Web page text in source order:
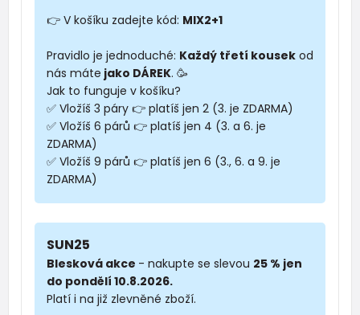
👉 V košíku zadejte kód: MIX2+1
Pravidlo je jednoduché: Každý třetí kousek od
nás máte jako DÁREK. 🥳
Jak to funguje v košíku?
✅ Vložíš 3 páry 👉 platíš jen 2 (3. je ZDARMA)
✅ Vložíš 6 párů 👉 platíš jen 4 (3. a 6. je
ZDARMA)
✅ Vložíš 9 párů 👉 platíš jen 6 (3., 6. a 9. je
ZDARMA)
SUN25
Blesková akce - nakupte se slevou 25 % jen
do pondělí 10.8.2026.
Platí i na již zlevněné zboží.